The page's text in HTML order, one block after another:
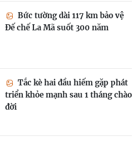
Bức tường dài 117 km bảo vệ
Đế chế La Mã suốt 300 năm
Tắc kè hai đầu hiếm gặp phát
triển khỏe mạnh sau 1 tháng chào
đời